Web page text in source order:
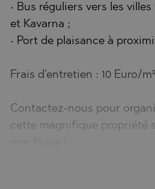
• Bus réguliers vers les
et Kavarna ;
• Port de plaisance à
Frais d'entretien : 10 Euro/
Contactez-nous pour
cette magnifique propriété